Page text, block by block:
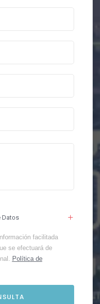
Datos
facilitada
se efectuará de
Política de